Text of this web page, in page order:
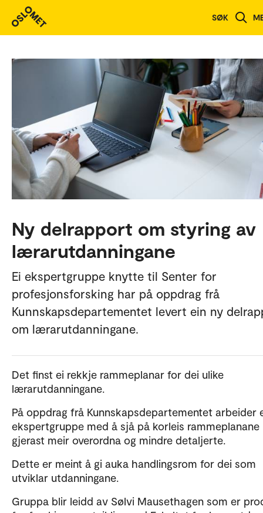
SØK
Ny delrapport om styring av
lærarutdanningane
Ei ekspertgruppe knytte til Senter for
profesjonsforsking har på oppdrag frå
Kunnskapsdepartementet levert ein ny
om lærarutdanningane.
Det finst ei rekkje rammeplanar for dei ulike
lærarutdanningane.
På oppdrag frå Kunnskapsdepartementet arbeider
ekspertgruppe med å sjå på korleis rammeplanane
gjerast meir overordna og mindre detaljerte.
Dette er meint å gi auka handlingsrom for dei som
utviklar utdanningane.
Gruppa blir leidd av Sølvi Mausethagen som er